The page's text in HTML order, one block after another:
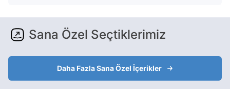
Sana Özel Seçtiklerimiz
Daha Fazla Sana Özel İçerikler